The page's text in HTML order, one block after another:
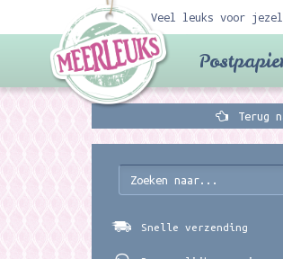
Veel leuks voor
Terug
Snelle verzending